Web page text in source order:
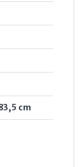
cm